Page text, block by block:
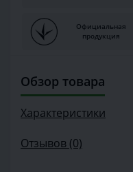
Официальная
продукция
Обзор товара
Характеристики
Отзывов (0)